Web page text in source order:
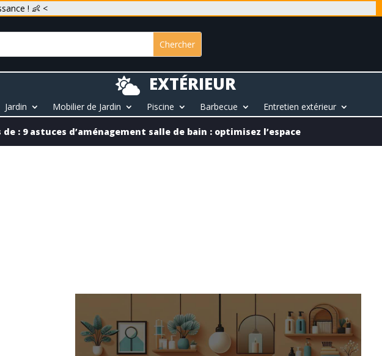
! 👶 <
 EXTÉRIEUR
Jardin Mobilier de Jardin Piscine Barbecue Entretien extérieur
: 9 astuces d’aménagement salle de bain : optimisez l’espace